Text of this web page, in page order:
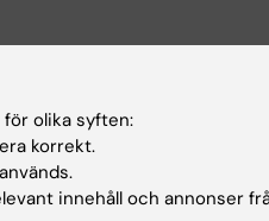
to be missed in TREC-
of KREC levels
Sundin M
olika syften:
korrekt.
innehåll och annonser